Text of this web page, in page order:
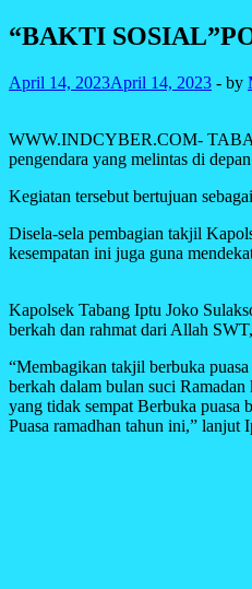
“BAKTI
April 14, 2023April 14, 2023 - by
WWW.INDCYBER.COM-
pengendara yang melintas di
Kegiatan tersebut bertujuan
Disela-sela pembagian takjil
kesempatan ini juga guna
Kapolsek Tabang Iptu Joko
berkah dan rahmat dari Allah
“Membagikan takjil berbuka
berkah dalam bulan suci
yang tidak sempat Berbuka puasa
Puasa ramadhan tahun ini,”